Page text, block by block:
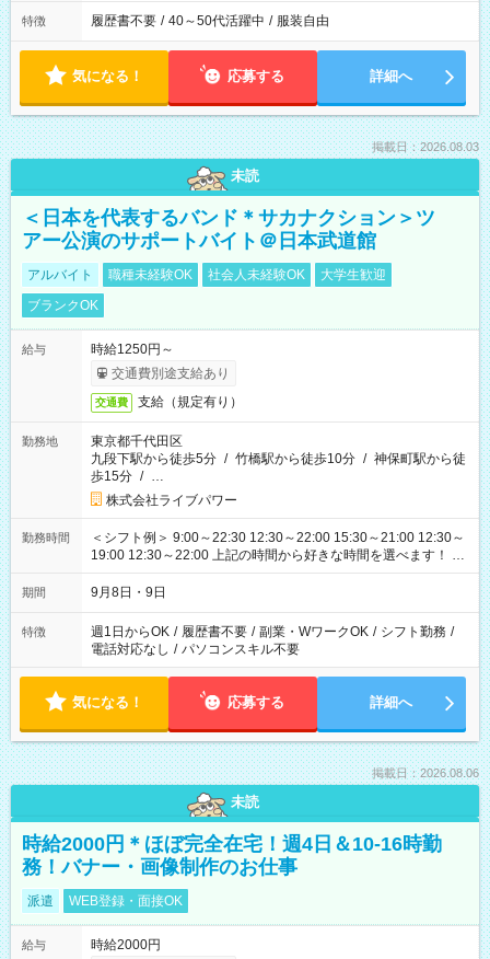
特徴 履歴書不要 / 40～50代活躍中 / 服装自由
気になる！ 応募する 詳細へ
掲載日：2026.08.03
未読
＜日本を代表するバンド＊サカナクション＞ツ
アー公演のサポートバイト＠日本武道館
アルバイト 職種未経験OK 社会人未経験OK
大学生歓迎
ブランクOK
給与
時給1250円～
交通費別途支給あり
交通費 支給（規定有り）
勤務地
東京都千代田区
九段下駅から徒歩5分 / 竹橋駅から徒歩10分 / 神保町駅から徒
歩15分 / …
株式会社ライブパワー
勤務時間
＜シフト例＞ 9:00～22:30 12:30～22:00 15:30～21:00 12:30～
19:00 12:30～22:00 上記の時間から好きな時間を選べます！ ※
時間は変更となる可能性があります
期間 9月8日・9日
特徴 週1日からOK / 履歴書不要 / 副業・WワークOK / シフト勤務 /
電話対応なし / パソコンスキル不要
気になる！ 応募する 詳細へ
掲載日：2026.08.06
未読
時給2000円＊ほぼ完全在宅！週4日＆10-16時勤
務！バナー・画像制作のお仕事
派遣 WEB登録・面接OK
給与 時給2000円